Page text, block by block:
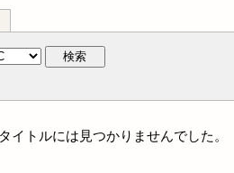
検索
イトルには見つかりませんでした。